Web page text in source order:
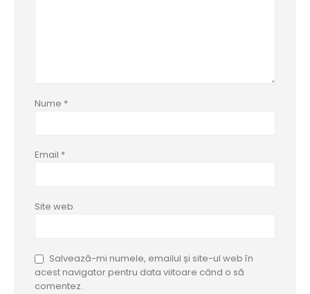
Nume *
Email *
Site web
Salvează-mi numele, emailul și site-ul web în
acest navigator pentru data viitoare când o să
comentez.